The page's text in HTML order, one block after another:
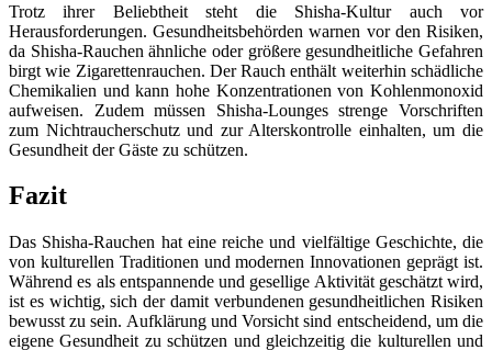
Trotz ihrer Beliebtheit steht die Shisha-Kultur auch vor
Herausforderungen. Gesundheitsbehörden warnen vor den Risiken,
da Shisha-Rauchen ähnliche oder größere gesundheitliche Gefahren
birgt wie Zigarettenrauchen. Der Rauch enthält weiterhin schädliche
Chemikalien und kann hohe Konzentrationen von Kohlenmonoxid
aufweisen​​. Zudem müssen Shisha-Lounges strenge Vorschriften
zum Nichtraucherschutz und zur Alterskontrolle einhalten, um die
Gesundheit der Gäste zu schützen.
Fazit
Das Shisha-Rauchen hat eine reiche und vielfältige Geschichte, die
von kulturellen Traditionen und modernen Innovationen geprägt ist.
Während es als entspannende und gesellige Aktivität geschätzt wird,
ist es wichtig, sich der damit verbundenen gesundheitlichen Risiken
bewusst zu sein. Aufklärung und Vorsicht sind entscheidend, um die
eigene Gesundheit zu schützen und gleichzeitig die kulturellen und